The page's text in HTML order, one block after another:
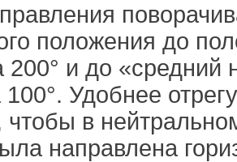
положения до
200° и до
100°. Удобнее
чтобы в
направлена